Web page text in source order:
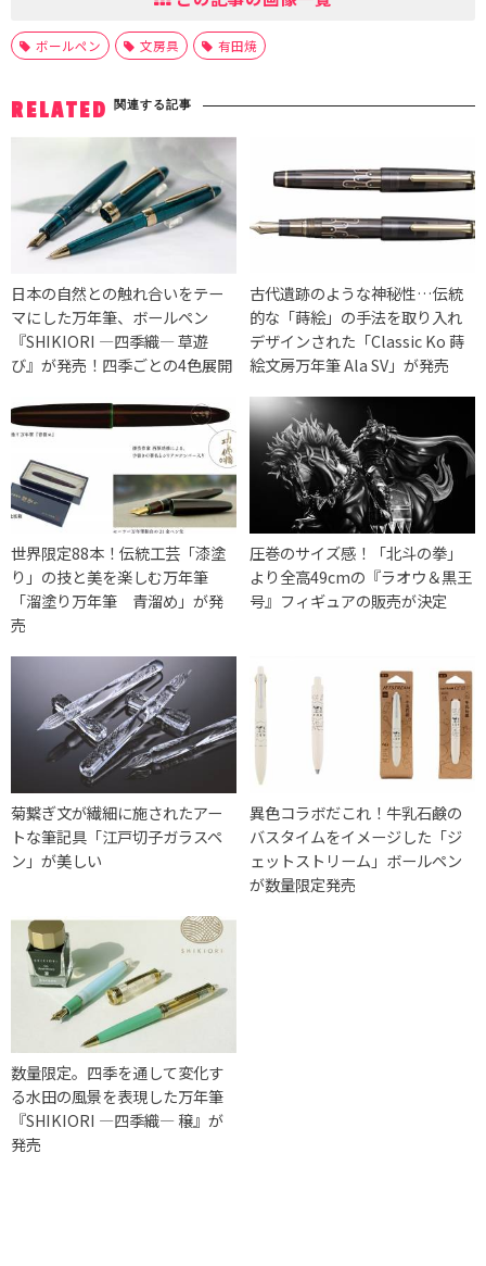
ボールペン 文房具 有田焼
RELATED 関連する記事
日本の自然との触れ合いをテー
マにした万年筆、ボールペン
『SHIKIORI ―四季織― 草遊
び』が発売！四季ごとの4色展開
古代遺跡のような神秘性…伝統
的な「蒔絵」の手法を取り入れ
デザインされた「Classic Ko 蒔
絵文房万年筆 Ala SV」が発売
世界限定88本！伝統工芸「漆塗
り」の技と美を楽しむ万年筆
「溜塗り万年筆 青溜め」が発
売
圧巻のサイズ感！「北斗の拳」
より全高49cmの『ラオウ＆黒王
号』フィギュアの販売が決定
菊繋ぎ文が繊細に施されたアー
トな筆記具「江戸切子ガラスペ
ン」が美しい
異色コラボだこれ！牛乳石鹸の
バスタイムをイメージした「ジ
ェットストリーム」ボールペン
が数量限定発売
数量限定。四季を通して変化す
る水田の風景を表現した万年筆
『SHIKIORI ―四季織― 穣』が
発売